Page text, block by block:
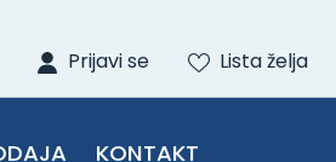
Prijavi se Lista želja
KONTAKT